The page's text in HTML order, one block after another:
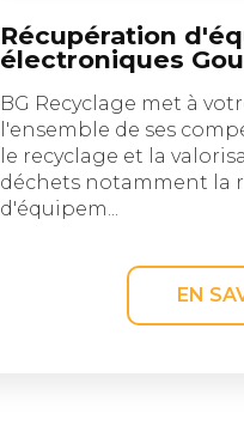
Récupération
électroniques
BG Recyclage met à
l'ensemble de ses
le recyclage et la
déchets notamment la
d'équipem...
EN